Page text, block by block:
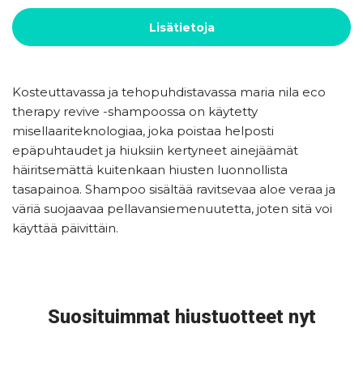
Lisätietoja
Kosteuttavassa ja tehopuhdistavassa maria nila eco
therapy revive -shampoossa on käytetty
misellaariteknologiaa, joka poistaa helposti
epäpuhtaudet ja hiuksiin kertyneet ainejäämät
häiritsemättä kuitenkaan hiusten luonnollista
tasapainoa. Shampoo sisältää ravitsevaa aloe veraa ja
väriä suojaavaa pellavansiemenuutetta, joten sitä voi
käyttää päivittäin.
Suosituimmat hiustuotteet nyt